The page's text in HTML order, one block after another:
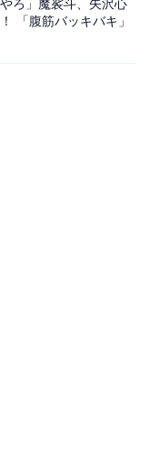
ろ」魔裟斗、矢沢心
「腹筋バッキバキ」